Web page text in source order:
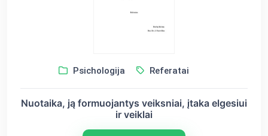
Psichologija Referatai
Nuotaika, ją formuojantys veiksniai, įtaka elgesiui
ir veiklai